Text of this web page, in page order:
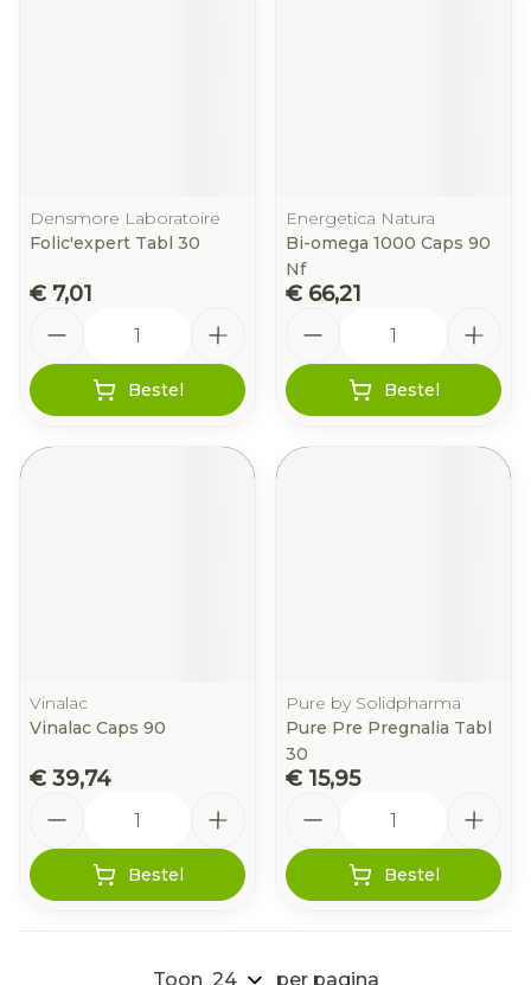
Densmore Laboratoire
Folic'expert Tabl 30
€ 7,01
Bestel
Energetica Natura
Bi-omega 1000 Caps 90
Nf
€ 66,21
Bestel
Vinalac
Vinalac Caps 90
€ 39,74
Bestel
Pure by Solidpharma
Pure Pre Pregnalia Tabl
30
€ 15,95
Bestel
Toon per pagina